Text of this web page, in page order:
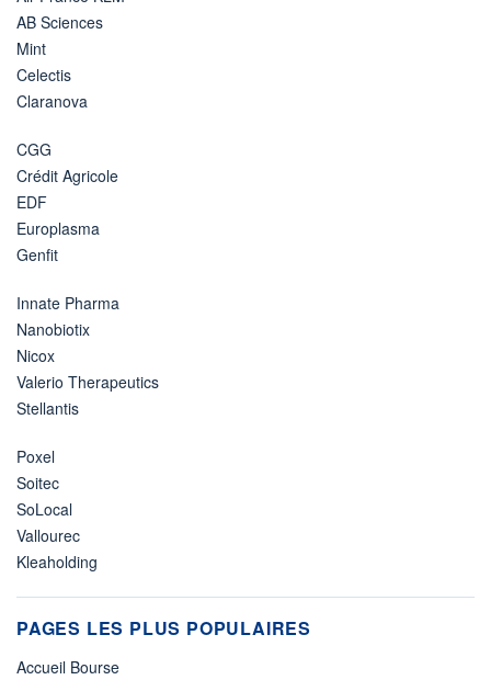
AB Sciences
Mint
Celectis
Claranova
CGG
Crédit Agricole
EDF
Europlasma
Genfit
Innate Pharma
Nanobiotix
Nicox
Valerio Therapeutics
Stellantis
Poxel
Soitec
SoLocal
Vallourec
Kleaholding
PAGES LES PLUS POPULAIRES
Accueil Bourse